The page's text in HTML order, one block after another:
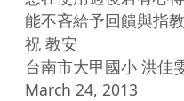
能不吝給予回饋與指教
祝 教安
台南市大甲國小 洪佳
March 24, 2013